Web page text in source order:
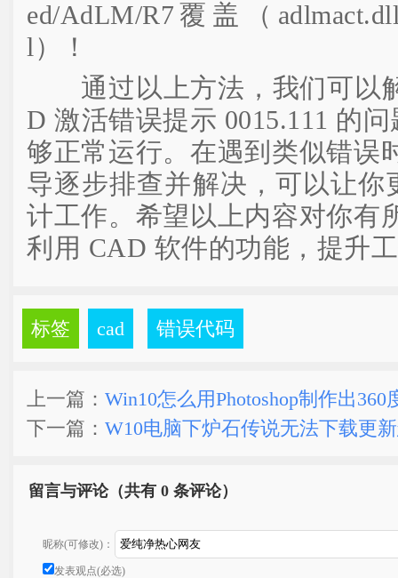
ed/AdLM/R7覆盖（
l）！
通过以上方法，我们可以
D 激活错误提示 0015.111 的
够正常运行。在遇到类似错误
导逐步排查并解决，可以让你
计工作。希望以上内容对你有
利用 CAD 软件的功能，提升
标签 cad 错误代码
上一篇： Win10怎么用Photoshop制作出
下一篇： W10电脑下炉石传说无法下载更
留言与评论（共有 0 条评论）
昵称(可修改)：
发表观点(必选)